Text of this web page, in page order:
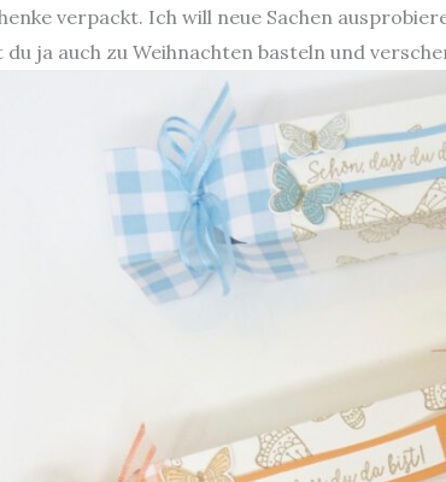
verpackt. Ich will neue Sachen
du ja auch zu Weihnachten basteln und